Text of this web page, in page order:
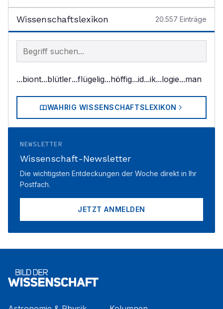
Wissenschaftslexikon 20.557 Einträge
Begriff im Lexikon suchen
...biont...blütler...flügelig...höffig...id...ik...logie...man
WAHRIG WISSENSCHAFTSLEXIKON
NEWSLETTER
Wissenschaft-Newsletter
Die wichtigsten Entdeckungen der Woche direkt in Ihr
Postfach.
JETZT ANMELDEN